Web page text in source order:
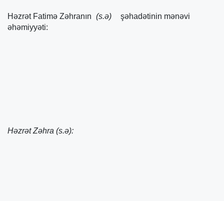
Həzrət Fatimə Zəhranın (s.ə)
şəhadətinin mənəvi
əhəmiyyəti:
Həzrət Zəhra (s.ə):